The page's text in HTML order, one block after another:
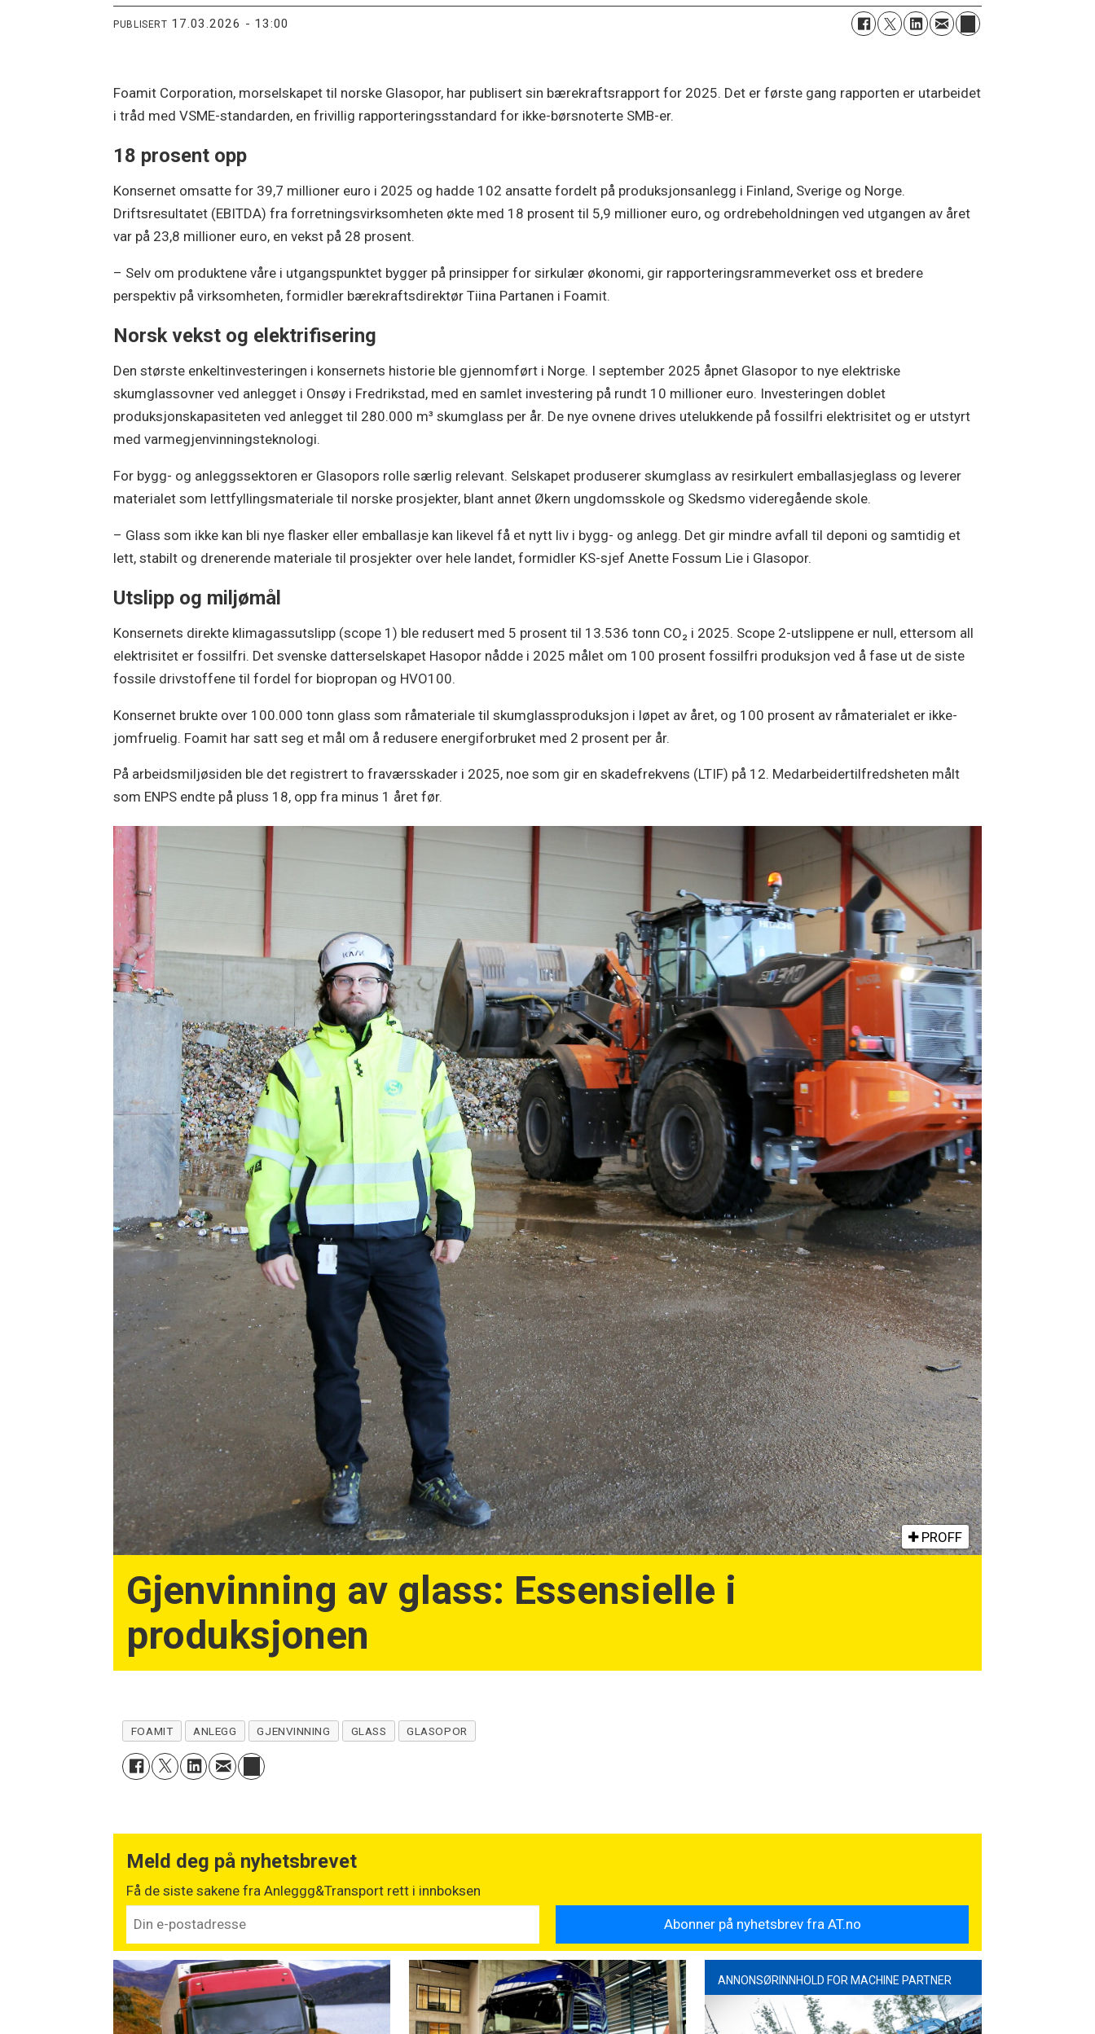
PUBLISERT 17.03.2026 - 13:00
Foamit Corporation, morselskapet til norske Glasopor, har publisert sin bærekraftsrapport for 2025. Det er første gang rapporten er utarbeidet
i tråd med VSME-standarden, en frivillig rapporteringsstandard for ikke-børsnoterte SMB-er.
18 prosent opp
Konsernet omsatte for 39,7 millioner euro i 2025 og hadde 102 ansatte fordelt på produksjonsanlegg i Finland, Sverige og Norge.
Driftsresultatet (EBITDA) fra forretningsvirksomheten økte med 18 prosent til 5,9 millioner euro, og ordrebeholdningen ved utgangen av året
var på 23,8 millioner euro, en vekst på 28 prosent.
– Selv om produktene våre i utgangspunktet bygger på prinsipper for sirkulær økonomi, gir rapporteringsrammeverket oss et bredere
perspektiv på virksomheten, formidler bærekraftsdirektør Tiina Partanen i Foamit.
Norsk vekst og elektrifisering
Den største enkeltinvesteringen i konsernets historie ble gjennomført i Norge. I september 2025 åpnet Glasopor to nye elektriske
skumglassovner ved anlegget i Onsøy i Fredrikstad, med en samlet investering på rundt 10 millioner euro. Investeringen doblet
produksjonskapasiteten ved anlegget til 280.000 m³ skumglass per år. De nye ovnene drives utelukkende på fossilfri elektrisitet og er utstyrt
med varmegjenvinningsteknologi.
For bygg- og anleggssektoren er Glasopors rolle særlig relevant. Selskapet produserer skumglass av resirkulert emballasjeglass og leverer
materialet som lettfyllingsmateriale til norske prosjekter, blant annet Økern ungdomsskole og Skedsmo videregående skole.
– Glass som ikke kan bli nye flasker eller emballasje kan likevel få et nytt liv i bygg- og anlegg. Det gir mindre avfall til deponi og samtidig et
lett, stabilt og drenerende materiale til prosjekter over hele landet, formidler KS-sjef Anette Fossum Lie i Glasopor.
Utslipp og miljømål
Konsernets direkte klimagassutslipp (scope 1) ble redusert med 5 prosent til 13.536 tonn CO₂ i 2025. Scope 2-utslippene er null, ettersom all
elektrisitet er fossilfri. Det svenske datterselskapet Hasopor nådde i 2025 målet om 100 prosent fossilfri produksjon ved å fase ut de siste
fossile drivstoffene til fordel for biopropan og HVO100.
Konsernet brukte over 100.000 tonn glass som råmateriale til skumglassproduksjon i løpet av året, og 100 prosent av råmaterialet er ikke-
jomfruelig. Foamit har satt seg et mål om å redusere energiforbruket med 2 prosent per år.
På arbeidsmiljøsiden ble det registrert to fraværsskader i 2025, noe som gir en skadefrekvens (LTIF) på 12. Medarbeidertilfredsheten målt
som ENPS endte på pluss 18, opp fra minus 1 året før.
PROFF
Gjenvinning av glass: Essensielle i
produksjonen
FOAMIT ANLEGG GJENVINNING GLASS GLASOPOR
Meld deg på nyhetsbrevet
Få de siste sakene fra Anleggg&Transport rett i innboksen
ANNONSØRINNHOLD FOR MACHINE PARTNER